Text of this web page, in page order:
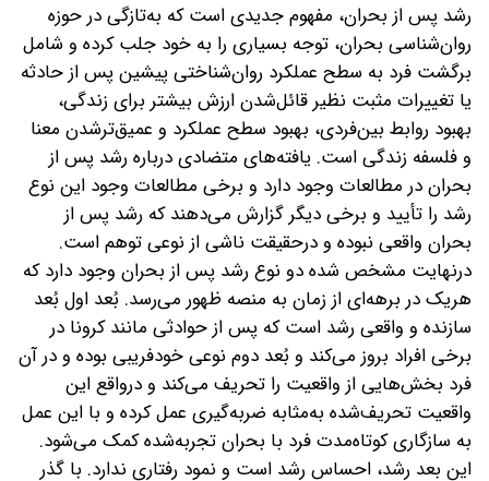
رشد پس از بحران، مفهوم جدیدی است که به‌تازگی در حوزه
روان‌شناسی بحران، توجه بسیاری را به خود جلب کرده و شامل
برگشت فرد به سطح عملکرد روان‌شناختی پیشین پس از حادثه
یا تغییرات مثبت نظیر قائل‌شدن ارزش بیشتر برای زندگی،
بهبود روابط بین‌فردی، بهبود سطح عملکرد و عمیق‌تر‌شدن معنا
و فلسفه زندگی است. یافته‌های متضادی درباره رشد پس از
بحران در مطالعات وجود دارد و برخی مطالعات وجود این نوع
رشد را تأیید و برخی دیگر گزارش می‌دهند که رشد پس از
بحران واقعی نبوده و درحقیقت ناشی از نوعی توهم است.
درنهایت مشخص شده دو نوع رشد پس از بحران وجود دارد که
هر‌یک در برهه‌ای از زمان به منصه ظهور می‌رسد. بُعد اول بُعد
سازنده و واقعی رشد است که پس از حوادثی مانند کرونا در
برخی افراد بروز می‌کند و بُعد دوم نوعی خودفریبی بوده و در آن
فرد بخش‌هایی از واقعیت را تحریف می‌کند و درواقع این
واقعیت تحریف‌شده به‌مثابه ضربه‌‌گیری عمل کرده و با این عمل
به سازگاری کوتاه‌مدت فرد با بحران تجربه‌شده کمک می‌شود.
این بعد رشد، احساس رشد است و نمود رفتاری ندارد. با گذر